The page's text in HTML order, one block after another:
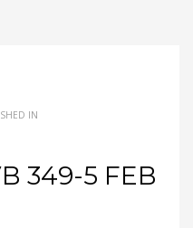
IN
349-5 FEB